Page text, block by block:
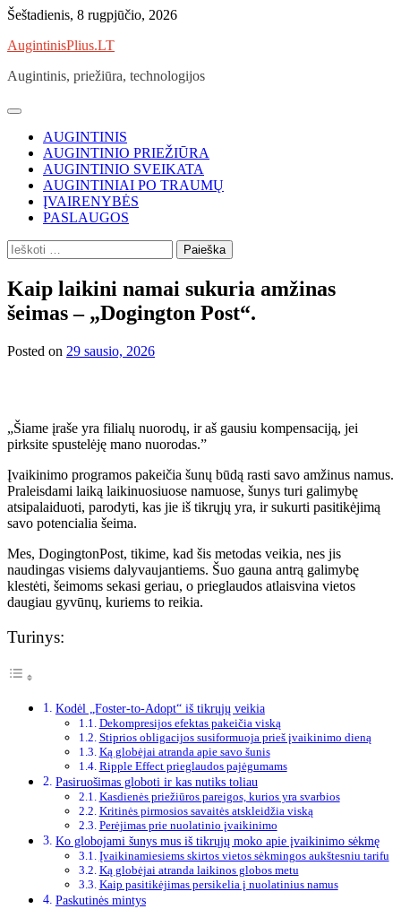
Skip
content
Šeštadienis, 8 rugpjūčio, 2026
AugintinisPlius.LT
Augintinis, priežiūra, technologijos
AUGINTINIS
AUGINTINIO PRIEŽIŪRA
AUGINTINIO SVEIKATA
AUGINTINIAI PO TRAUMŲ
ĮVAIRENYBĖS
PASLAUGOS
Ieškoti:
Kaip laikini namai sukuria amžinas
šeimas – „Dogington Post“.
Posted on 29 sausio, 2026
„Šiame įraše yra filialų nuorodų, ir aš gausiu kompensaciją, jei
pirksite spustelėję mano nuorodas.”
Įvaikinimo programos pakeičia šunų būdą rasti savo amžinus namus.
Praleisdami laiką laikinuosiuose namuose, šunys turi galimybę
atsipalaiduoti, parodyti, kas jie iš tikrųjų yra, ir sukurti pasitikėjimą
savo potencialia šeima.
Mes, DogingtonPost, tikime, kad šis metodas veikia, nes jis
naudingas visiems dalyvaujantiems. Šuo gauna antrą galimybę
klestėti, šeimoms sekasi geriau, o prieglaudos atlaisvina vietos
daugiau gyvūnų, kuriems to reikia.
Turinys:
Kodėl „Foster-to-Adopt“ iš tikrųjų veikia
Dekompresijos efektas pakeičia viską
Stiprios obligacijos susiformuoja prieš įvaikinimo dieną
Ką globėjai atranda apie savo šunis
Ripple Effect prieglaudos pajėgumams
Pasiruošimas globoti ir kas nutiks toliau
Kasdienės priežiūros pareigos, kurios yra svarbios
Kritinės pirmosios savaitės atskleidžia viską
Perėjimas prie nuolatinio įvaikinimo
Ko globojami šunys mus iš tikrųjų moko apie įvaikinimo sėkmę
Įvaikinamiesiems skirtos vietos sėkmingos aukštesniu tarifu
Ką globėjai atranda laikinos globos metu
Kaip pasitikėjimas persikelia į nuolatinius namus
Paskutinės mintys